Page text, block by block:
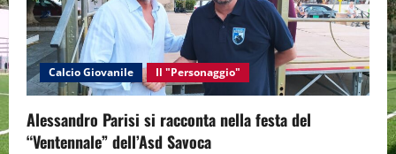
Calcio Giovanile Il "Personaggio"
Alessandro Parisi si racconta nella festa del
“Ventennale” dell’Asd Savoca